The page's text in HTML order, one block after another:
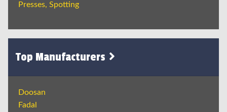
Presses, Spotting
Top Manufacturers
Doosan
Fadal